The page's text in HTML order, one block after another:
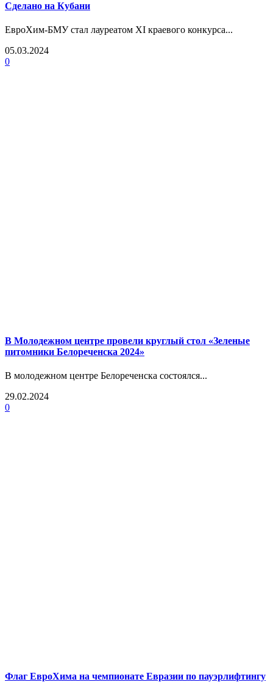
Сделано на Кубани
ЕвроХим-БМУ стал лауреатом XI краевого конкурса...
05.03.2024
0
В Молодежном центре провели круглый стол «Зеленые
питомники Белореченска 2024»
В молодежном центре Белореченска состоялся...
29.02.2024
0
Флаг ЕвроХима на чемпионате Евразии по пауэрлифтингу